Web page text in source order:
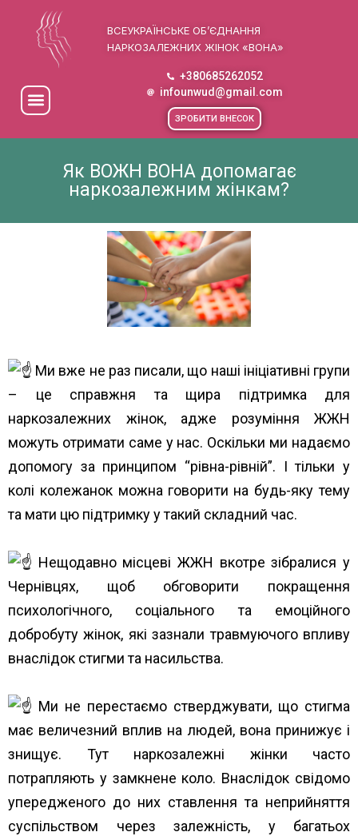
ВСЕУКРАЇНСЬКЕ ОБ’ЄДНАННЯ
НАРКОЗАЛЕЖНИХ ЖІНОК «ВОНА»
+380685262052
infounwud@gmail.com
ЗРОБИТИ ВНЕСОК
Як ВОЖН ВОНА допомагає
наркозалежним жінкам?
Ми вже не раз писали, що наші ініціативні групи
– це справжня та щира підтримка для
наркозалежних жінок, адже розуміння ЖЖН
можуть отримати саме у нас. Оскільки ми надаємо
допомогу за принципом “рівна-рівній”. І тільки у
колі колежанок можна говорити на будь-яку тему
та мати цю підтримку у такий складний час.
Нещодавно місцеві ЖЖН вкотре зібралися у
Чернівцях, щоб обговорити покращення
психологічного, соціального та емоційного
добробуту жінок, які зазнали травмуючого впливу
внаслідок стигми та насильства.
Ми не перестаємо стверджувати, що стигма
має величезний вплив на людей, вона принижує і
знищує. Тут наркозалежні жінки часто
потрапляють у замкнене коло. Внаслідок свідомо
упередженого до них ставлення та неприйняття
суспільством через залежність, у багатьох